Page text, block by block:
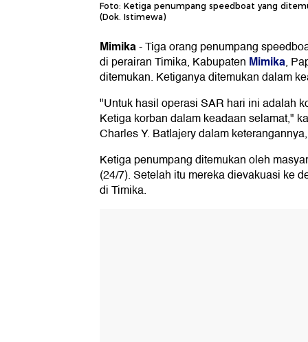
Foto: Ketiga penumpang speedboat yang
(Dok. Istimewa)
Mimika-Tiga orang penumpang
di perairan Timika, Kabupaten Mimika,
ditemukan. Ketiganya ditemukan dalam
"Untuk hasil operasi SAR hari ini adalah
Ketiga korban dalam keadaan selamat,"
Charles Y. Batlajery dalam
Ketiga penumpang ditemukan oleh
(24/7). Setelah itu mereka dievakuasi ke
di Timika.